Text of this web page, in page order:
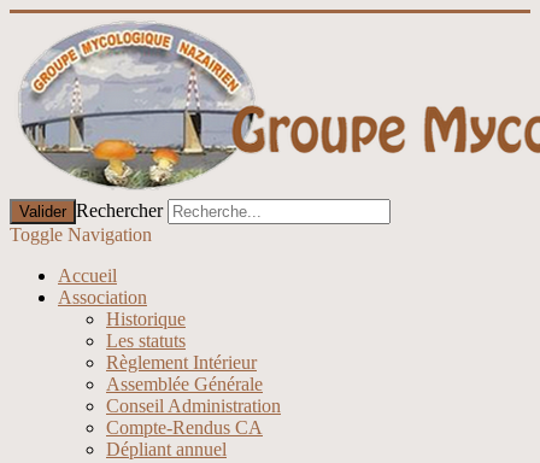
Valider Rechercher
Toggle Navigation
Accueil
Association
Historique
Les statuts
Règlement Intérieur
Assemblée Générale
Conseil Administration
Compte-Rendus CA
Dépliant annuel